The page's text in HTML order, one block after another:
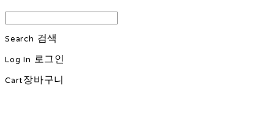
Search 검색
Log In 로그인
Cart장바구니